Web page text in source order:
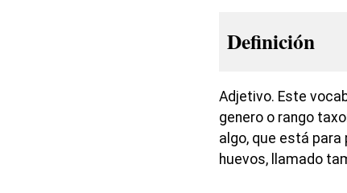
Definición
Adjetivo. Este
genero o rango
algo, que está
huevos, llamado